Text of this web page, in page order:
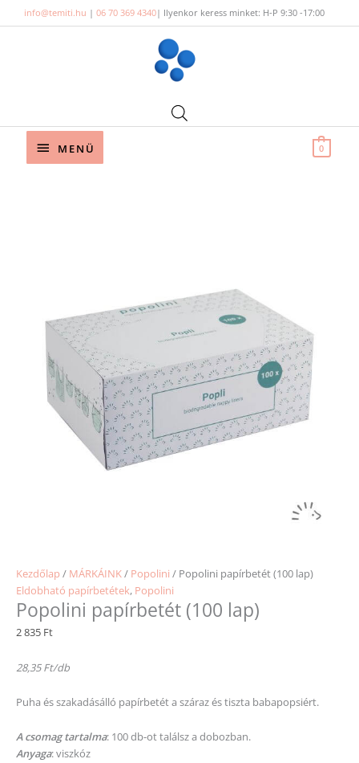
to
info@temiti.hu | 06 70 369 4340| Ilyenkor keress minket: H-P 9:30 -17:00
Below
MENÜ 0
Kezdőlap / MÁRKÁINK/ Popolini / Popolini papírbetét (100 lap)
Eldobható papírbetétek, Popolini
Popolini papírbetét (100 lap)
2 835 Ft
28,35 Ft/db
Puha és szakadásálló papírbetét a száraz és tiszta babapopsiért.
A csomag tartalma: 100 db-ot találsz a dobozban.
Anyaga: viszkóz